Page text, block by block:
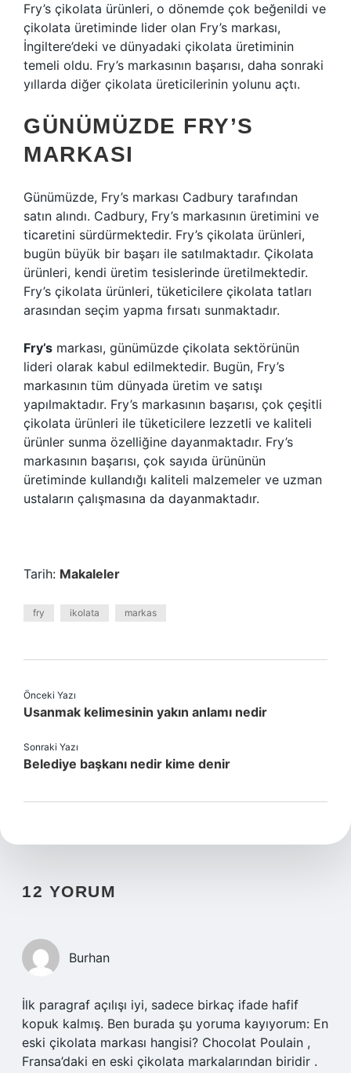
Fry’s çikolata ürünleri, o dönemde çok beğenildi ve
çikolata üretiminde lider olan Fry’s markası,
İngiltere’deki ve dünyadaki çikolata üretiminin
temeli oldu. Fry’s markasının başarısı, daha sonraki
yıllarda diğer çikolata üreticilerinin yolunu açtı.
GÜNÜMÜZDE FRY’S
MARKASI
Günümüzde, Fry’s markası Cadbury tarafından
satın alındı. Cadbury, Fry’s markasının üretimini ve
ticaretini sürdürmektedir. Fry’s çikolata ürünleri,
bugün büyük bir başarı ile satılmaktadır. Çikolata
ürünleri, kendi üretim tesislerinde üretilmektedir.
Fry’s çikolata ürünleri, tüketicilere çikolata tatları
arasından seçim yapma fırsatı sunmaktadır.
Fry’s markası, günümüzde çikolata sektörünün
lideri olarak kabul edilmektedir. Bugün, Fry’s
markasının tüm dünyada üretim ve satışı
yapılmaktadır. Fry’s markasının başarısı, çok çeşitli
çikolata ürünleri ile tüketicilere lezzetli ve kaliteli
ürünler sunma özelliğine dayanmaktadır. Fry’s
markasının başarısı, çok sayıda ürününün
üretiminde kullandığı kaliteli malzemeler ve uzman
ustaların çalışmasına da dayanmaktadır.
Tarih: Makaleler
fry ikolata markas
Önceki Yazı
Usanmak kelimesinin yakın anlamı nedir
Sonraki Yazı
Belediye başkanı nedir kime denir
12 YORUM
Burhan
İlk paragraf açılışı iyi, sadece birkaç ifade hafif
kopuk kalmış. Ben burada şu yoruma kayıyorum: En
eski çikolata markası hangisi? Chocolat Poulain ,
Fransa’daki en eski çikolata markalarından biridir .